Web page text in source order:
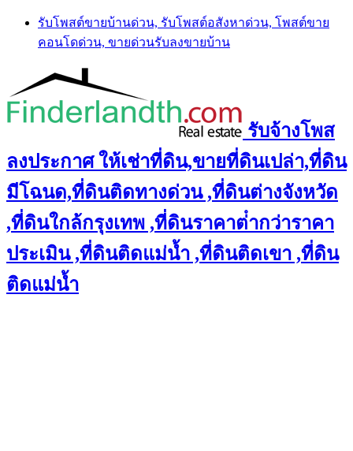
Skip
content
รับโพสต์ขายบ้านด่วน, รับโพสต์อสังหาด่วน, โพสต์ขาย
คอนโดด่วน, ขายด่วนรับลงขายบ้าน
รับจ้างโพส
ลงประกาศ ให้เช่าที่ดิน,ขายที่ดินเปล่า,ที่ดิน
มีโฉนด,ที่ดินติดทางด่วน ,ที่ดินต่างจังหวัด
,ที่ดินใกล้กรุงเทพ ,ที่ดินราคาต่ํากว่าราคา
ประเมิน ,ที่ดินติดแม่น้ำ ,ที่ดินติดเขา ,ที่ดิน
ติดแม่น้ำ